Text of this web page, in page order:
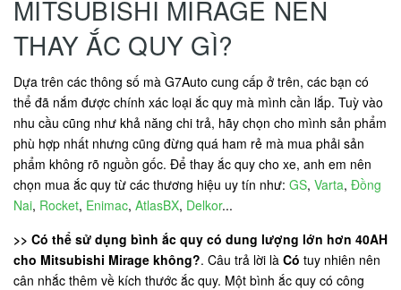
MITSUBISHI MIRAGE NÊN
THAY ẮC QUY GÌ?
Dựa trên các thông số mà G7Auto cung cấp ở trên, các bạn có
thể đã nắm được chính xác loại ắc quy mà mình cần lắp. Tuỳ vào
nhu cầu cũng như khả năng chi trả, hãy chọn cho mình sản phẩm
phù hợp nhất nhưng cũng đừng quá ham rẻ mà mua phải sản
phẩm không rõ nguồn gốc. Để thay ắc quy cho xe, anh em nên
chọn mua ắc quy từ các thương hiệu uy tín như: GS, Varta, Đồng
Nai, Rocket, Enimac, AtlasBX, Delkor...
>> Có thể sử dụng bình ắc quy có dung lượng lớn hơn 40AH
cho Mitsubishi Mirage không?. Câu trả lời là Có tuy nhiên nên
cân nhắc thêm về kích thước ắc quy. Một bình ắc quy có công